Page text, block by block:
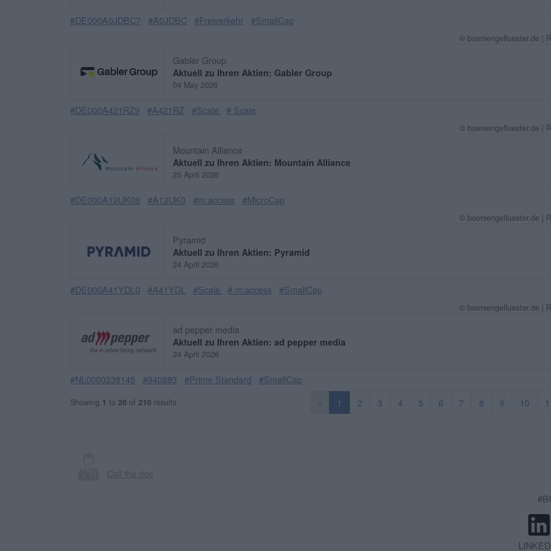
#DE000A0JDBC7 #A0JDBC #Freiverkehr #SmallCap
© boersengefluester.de |
Gabler Group
Aktuell zu Ihren Aktien: Gabler Group
04 May 2026
#DE000A421RZ9 #A421RZ #Scale # Scale
© boersengefluester.de |
Mountain Alliance
Aktuell zu Ihren Aktien: Mountain Alliance
25 April 2026
#DE000A12UK08 #A12UK0 #m:access #MicroCap
© boersengefluester.de |
Pyramid
Aktuell zu Ihren Aktien: Pyramid
24 April 2026
#DE000A41YDL0 #A41YDL #Scale # m:access #SmallCap
© boersengefluester.de |
ad pepper media
Aktuell zu Ihren Aktien: ad pepper media
24 April 2026
#NL0000238145 #940883 #Prime Standard #SmallCap
Showing 1 to 20 of 210 results ‹ 1 2 3 4 5 6 7 8 9 10